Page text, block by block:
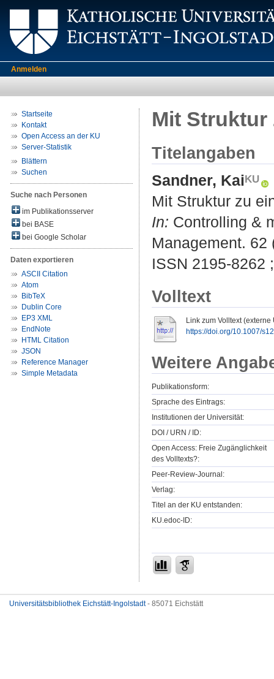
Anmelden
Startseite
Kontakt
Open Access an der KU
Server-Statistik
Blättern
Suchen
Suche nach Personen
im Publikationsserver
bei BASE
bei Google Scholar
Daten exportieren
ASCII Citation
Atom
BibTeX
Dublin Core
EP3 XML
EndNote
HTML Citation
JSON
Reference Manager
Simple Metadata
Mit Struktur
Titelangaben
Sandner, Kai
Mit Struktur zu
In: Controlling &
Management. 62
ISSN 2195-8262
Volltext
Link zum Volltext (externe
https://doi.org/10.1007/
Weitere
Publikationsform:
Sprache des Eintrags:
Institutionen der Universität:
DOI / URN / ID:
Open Access: Freie Zugänglichkeit
des Volltexts?:
Peer-Review-Journal:
Verlag:
Titel an der KU entstanden:
KU.edoc-ID:
Universitätsbibliothek Eichstätt-Ingolstadt- 85071 Eichstätt